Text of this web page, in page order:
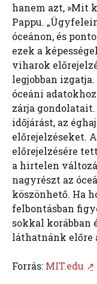
hanem azt, »Mit
Pappu.
óceánon, és
ezek a
viharok
legjobban
óceáni
zárja gondolatait.
időjárást, az
előrejelzéseket.
előrejelzésére
a hirtelen
nagyrészt az
köszönhető. Ha
felbontásban
sokkal korábban
láthatnánk előre
Forrás: MIT.edu ↗̱